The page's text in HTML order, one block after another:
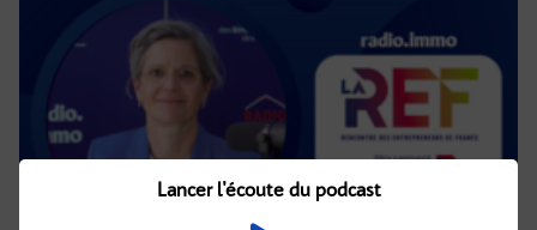
Lancer l'écoute du podcast